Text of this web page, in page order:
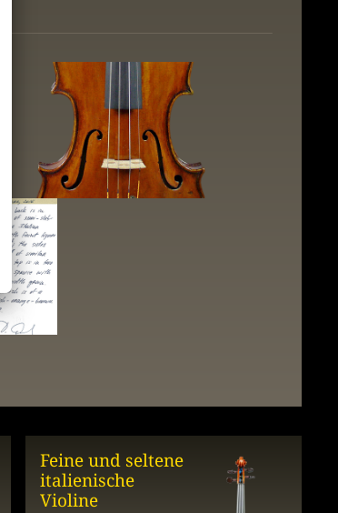
Feine und seltene
italienische
Violine